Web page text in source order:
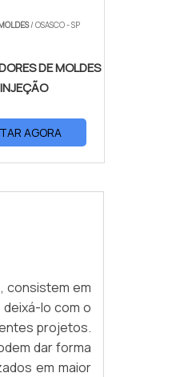
/ OSASCO - SP
DE MOLDES
INJEÇÃO
AGORA
consistem em
lo com o
projetos.
dar forma
em maior